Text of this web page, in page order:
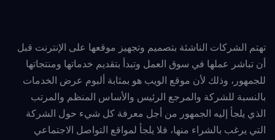
تهتم الشركات الناشئة بتصميم وتجهيز موقعها على الإنترنت قبل
أن تباشر عملها في سوق العمل وتبدأ بتقديم خدماتها ومنتجاتها
للجمهور، وذلك لأن موقع الويب هو بمثابة ألبوم عرض الخدمات
بالنسبة للشركة والمرجع الرئيس والأساس المنظم والمرتب
الذي يلجأ إليه الجمهور من أجل معرفة كل شيء حول الشركة
التي يرغب بالشراء منها، فلا يلجأ لمواقع التواصل الاجتماعي